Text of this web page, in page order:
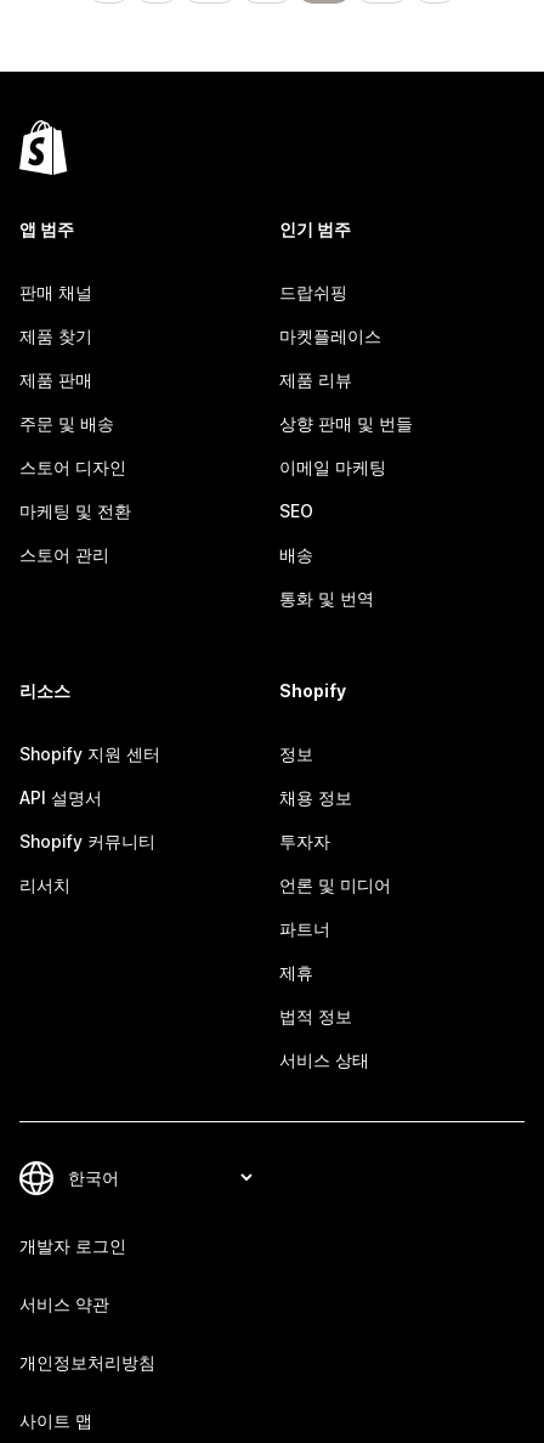
앱 범주
판매 채널
제품 찾기
제품 판매
주문 및 배송
스토어 디자인
마케팅 및 전환
스토어 관리
인기 범주
드랍쉬핑
마켓플레이스
제품 리뷰
상향 판매 및 번들
이메일 마케팅
SEO
배송
통화 및 번역
리소스
Shopify 지원 센터
API 설명서
Shopify 커뮤니티
리서치
Shopify
정보
채용 정보
투자자
언론 및 미디어
파트너
제휴
법적 정보
서비스 상태
개발자 로그인
서비스 약관
개인정보처리방침
사이트 맵